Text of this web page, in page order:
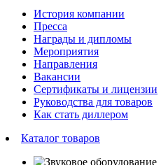
История компании
Пресса
Награды и дипломы
Мероприятия
Направления
Вакансии
Сертификаты и лицензии
Руководства для товаров
Как стать диллером
Каталог товаров